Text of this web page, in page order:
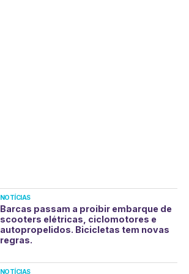
NOTÍCIAS
Barcas passam a proibir embarque de
scooters elétricas, ciclomotores e
autopropelidos. Bicicletas tem novas
regras.
NOTÍCIAS